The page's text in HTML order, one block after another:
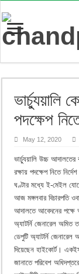
ভার্চ্যুয়ালি
পদক্ষেপ
May 12, 2020
ভার্চ্যুয়ালি উচ্চ
রক্ষায় পদক্ষেপ নিতে
ঘণ্টার মধ্যে ই-মেইল
আজ মঙ্গলবার বিচারপতি
আদালতে আবেদনের পক্ষে
অ্যাটর্নি জেনারেল অমিত
ডেপুটি অ্যাটর্নি জেনারেল
দিয়েছেন হাইকোর্ট।
জানাতে পরিবেশ